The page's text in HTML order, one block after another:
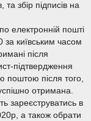
та збір підписів на
електронній пошті
київським часом
після
підтвердження
поштою після того,
отримана.
зареєструватись в
а також обрати